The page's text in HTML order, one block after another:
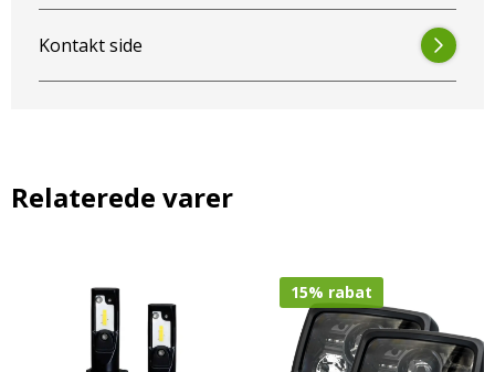
krævende arbejdsforhold, uden at gå på kompromis med
pålidelighed og robusthed.
Kontakt side
Relaterede varer
15% rabat